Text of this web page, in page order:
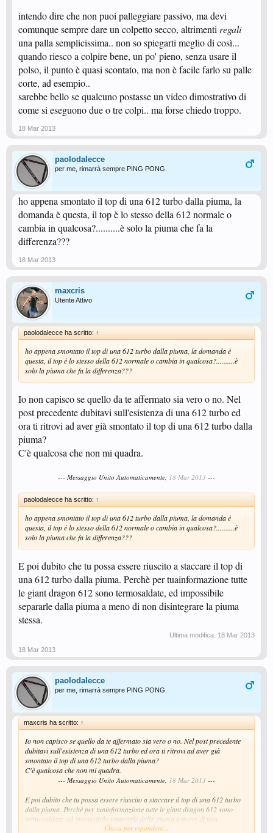
intendo dire che non puoi palleggiare passivo, ma devi
comunque sempre dare un colpetto secco, altrimenti regali
una palla semplicissima.. non so spiegarti meglio di così...
quando riesco a colpire bene, un po' pieno, senza usare il
polso, il punto è quasi scontato, ma non è facile farlo su palle
corte, ad esempio..
sarebbe bello se qualcuno postasse un video dimostrativo di
come si eseguono due o tre colpi.. ma forse chiedo troppo.
18 Mar 2013
paolodalecce
per me, rimarrà sempre PING PONG.
ho appena smontato il top di una 612 turbo dalla piuma, la
domanda è questa, il top è lo stesso della 612 normale o
cambia in qualcosa?..........è solo la piuma che fa la
differenza???
18 Mar 2013
maxcris
Utente Attivo
paolodalecce ha scritto: ↑
ho appena smontato il top di una 612 turbo dalla piuma, la domanda è
questa, il top è lo stesso della 612 normale o cambia in qualcosa?..........è
solo la piuma che fa la differenza???
Io non capisco se quello da te affermato sia vero o no. Nel
post precedente dubitavi sull'esistenza di una 612 turbo ed
ora ti ritrovi ad aver già smontato il top di una 612 turbo dalla
piuma?
C'è qualcosa che non mi quadra.
--- Messaggio Unito Automaticamente, 18 Mar 2013 ---
paolodalecce ha scritto: ↑
ho appena smontato il top di una 612 turbo dalla piuma, la domanda è
questa, il top è lo stesso della 612 normale o cambia in qualcosa?..........è
solo la piuma che fa la differenza???
E poi dubito che tu possa essere riuscito a staccare il top di
una 612 turbo dalla piuma. Perchè per tuainformazione tutte
le giant dragon 612 sono termosaldate, ed impossibile
separarle dalla piuma a meno di non disintegrare la piuma
stessa.
Ultima modifica: 18 Mar 2013
18 Mar 2013
paolodalecce
per me, rimarrà sempre PING PONG.
maxcris ha scritto: ↑
Io non capisco se quello da te affermato sia vero o no. Nel post precedente
dubitavi sull'esistenza di una 612 turbo ed ora ti ritrovi ad aver già
smontato il top di una 612 turbo dalla piuma?
C'è qualcosa che non mi quadra.
--- Messaggio Unito Automaticamente, 18 Mar 2013 ---
E poi dubito che tu possa essere riuscito a staccare il top di una 612 turbo
dalla piuma. Perchè per tuainformazione tutte le giant dragon 612 sono
termosaldate, ed impossibile separarle dalla piuma a meno di non
disintegrare la piuma stessa.Clicca per espandere...